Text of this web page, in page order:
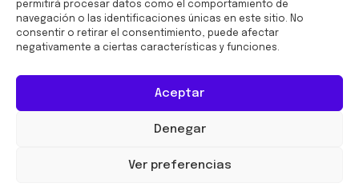
permitirá procesar datos como el comportamiento de
navegación o las identificaciones únicas en este sitio. No
consentir o retirar el consentimiento, puede afectar
negativamente a ciertas características y funciones.
Aceptar
Denegar
Ver preferencias
Financiado por la Unión
Europea -
NextGenerationEU: